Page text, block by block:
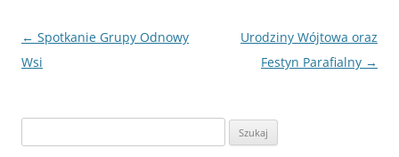
Nawigacja
wpisu
← Spotkanie Grupy Odnowy
Wsi
Urodziny Wójtowa oraz
Festyn Parafialny →